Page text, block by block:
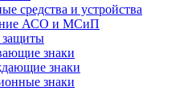
средства и устройства
АСО и МСиП
знаки
знаки
знаки